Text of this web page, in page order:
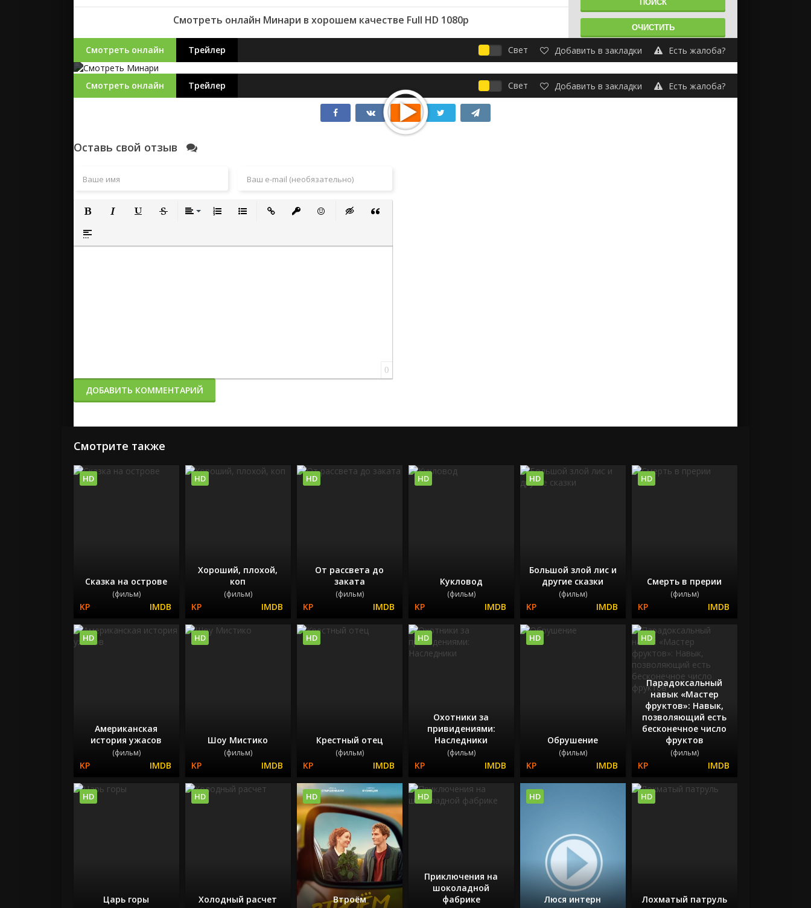
Смотреть онлайн Минари в хорошем качестве Full HD 1080p
Смотреть онлайн Трейлер Свет Добавить в закладки Есть жалоба?
Смотреть онлайн Трейлер Свет Добавить в закладки Есть жалоба?
Оставь свой отзыв
Полужирный
Вставка спойлера
0
ДОБАВИТЬ КОММЕНТАРИЙ
Смотрите также
Сказка на острове
(фильм)
HD
Хороший, плохой,
коп
(фильм)
HD
От рассвета до
заката
(фильм)
HD
Кукловод
(фильм)
HD
Большой злой лис и
другие сказки
(фильм)
HD
Смерть в прерии
(фильм)
HD
Американская
история ужасов
(фильм)
HD
Шоу Мистико
(фильм)
HD
Крестный отец
(фильм)
HD
Охотники за
привидениями:
Наследники
(фильм)
HD
Обрушение
(фильм)
HD
Парадоксальный
навык «Мастер
фруктов»: Навык,
позволяющий есть
бесконечное число
фруктов
(фильм)
HD
Царь горы
HD
Холодный расчет
HD
Втроём
HD
Приключения на
шоколадной
фабрике
HD
Люся интерн
HD
Лохматый патруль
HD